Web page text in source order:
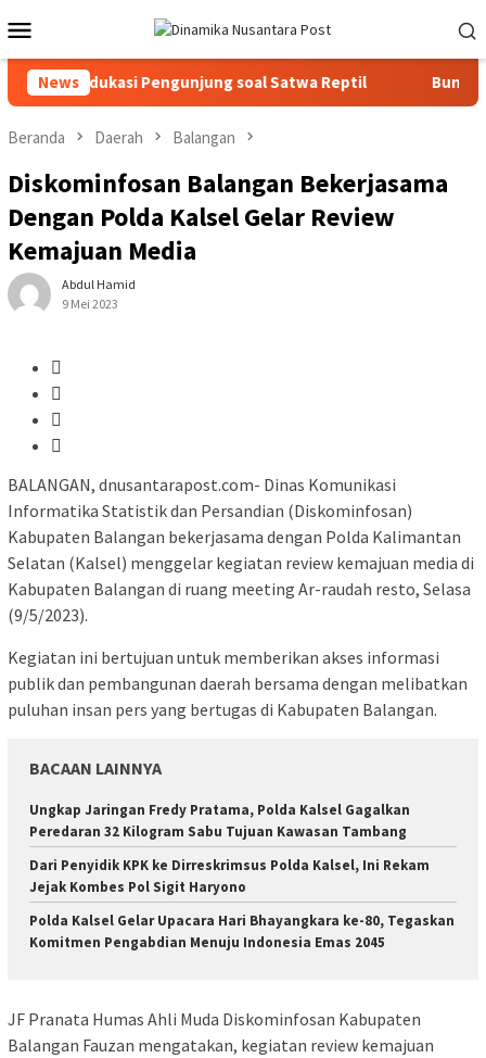
ke
kontenMobile
News
Edukasi Pengunjung soal Satwa Reptil Bunda
Beranda Daerah Balangan
Diskominfosan Balangan Bekerjasama
Dengan Polda Kalsel Gelar Review
Kemajuan Media
Abdul Hamid
9 Mei 2023
BALANGAN, dnusantarapost.com- Dinas Komunikasi
Informatika Statistik dan Persandian (Diskominfosan)
Kabupaten Balangan bekerjasama dengan Polda Kalimantan
Selatan (Kalsel) menggelar kegiatan review kemajuan media di
Kabupaten Balangan di ruang meeting Ar-raudah resto, Selasa
(9/5/2023).
Kegiatan ini bertujuan untuk memberikan akses informasi
publik dan pembangunan daerah bersama dengan melibatkan
puluhan insan pers yang bertugas di Kabupaten Balangan.
BACAAN LAINNYA
Ungkap Jaringan Fredy Pratama, Polda Kalsel Gagalkan
Peredaran 32 Kilogram Sabu Tujuan Kawasan Tambang
Dari Penyidik KPK ke Dirreskrimsus Polda Kalsel, Ini Rekam
Jejak Kombes Pol Sigit Haryono
Polda Kalsel Gelar Upacara Hari Bhayangkara ke-80, Tegaskan
Komitmen Pengabdian Menuju Indonesia Emas 2045
JF Pranata Humas Ahli Muda Diskominfosan Kabupaten
Balangan Fauzan mengatakan, kegiatan review kemajuan